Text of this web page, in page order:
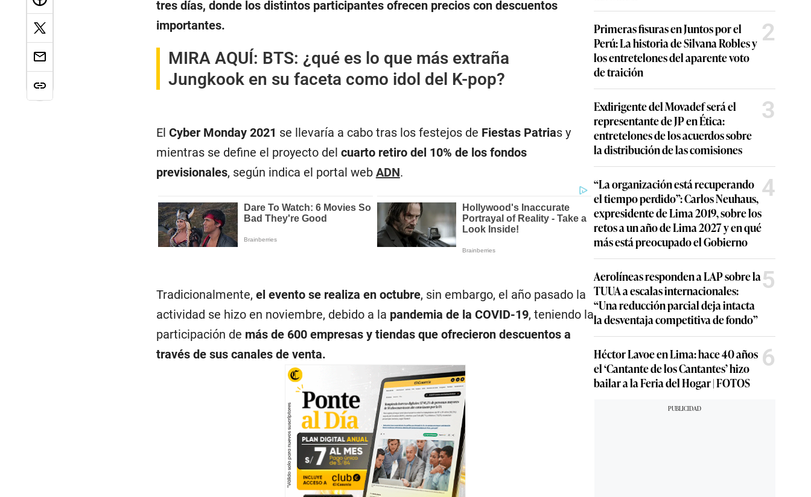
tres días, donde los distintos participantes ofrecen precios con descuentos
importantes.
MIRA AQUÍ: BTS: ¿qué es lo que más extraña
Jungkook en su faceta como idol del K-pop?
El Cyber Monday 2021 se llevaría a cabo tras los festejos de Fiestas Patrias y
mientras se define el proyecto del cuarto retiro del 10% de los fondos
previsionales, según indica el portal web ADN.
Tradicionalmente, el evento se realiza en octubre, sin embargo, el año pasado la
actividad se hizo en noviembre, debido a la pandemia de la COVID-19, teniendo la
participación de más de 600 empresas y tiendas que ofrecieron descuentos a
través de sus canales de venta.
Primeras fisuras en Juntos por el
Perú: La historia de Silvana Robles y
los entretelones del aparente voto
de traición
2
Exdirigente del Movadef será el
representante de JP en Ética:
entretelones de los acuerdos sobre
la distribución de las comisiones
3
“La organización está recuperando
el tiempo perdido”: Carlos Neuhaus,
expresidente de Lima 2019, sobre los
retos a un año de Lima 2027 y en qué
más está preocupado el Gobierno
4
Aerolíneas responden a LAP sobre la
TUUA a escalas internacionales:
“Una reducción parcial deja intacta
la desventaja competitiva de fondo”
5
Héctor Lavoe en Lima: hace 40 años
el ‘Cantante de los Cantantes’ hizo
bailar a la Feria del Hogar | FOTOS
6